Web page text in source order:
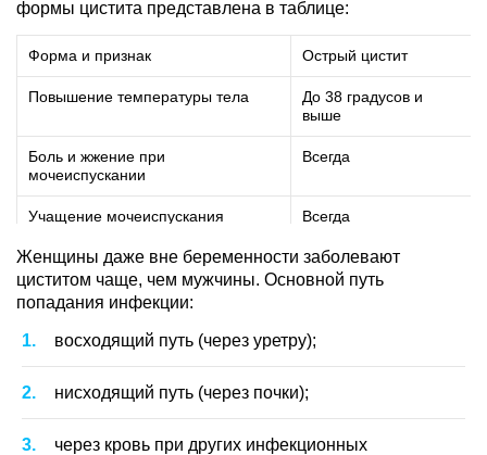
формы цистита представлена в таблице:
Форма и признак Острый цистит
Повышение температуры тела
До 38 градусов и
выше
Боль и жжение при
мочеиспускании
Всегда
Учащение мочеиспускания Всегда
Боль внизу живота над лоном Часто
Недержание мочи
Кровь и гной в моче Часто
Женщины даже вне беременности заболевают
циститом чаще, чем мужчины. Основной путь
попадания инфекции:
восходящий путь (через уретру);
нисходящий путь (через почки);
через кровь при других инфекционных